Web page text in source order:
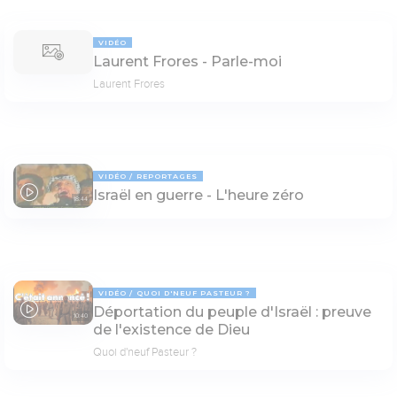
VIDÉO
Laurent Frores - Parle-moi
Laurent Frores
18:44
VIDÉO REPORTAGES
Israël en guerre - L'heure zéro
10:40
VIDÉO QUOI D'NEUF PASTEUR ?
Déportation du peuple d'Israël : preuve
de l'existence de Dieu
Quoi d'neuf Pasteur ?